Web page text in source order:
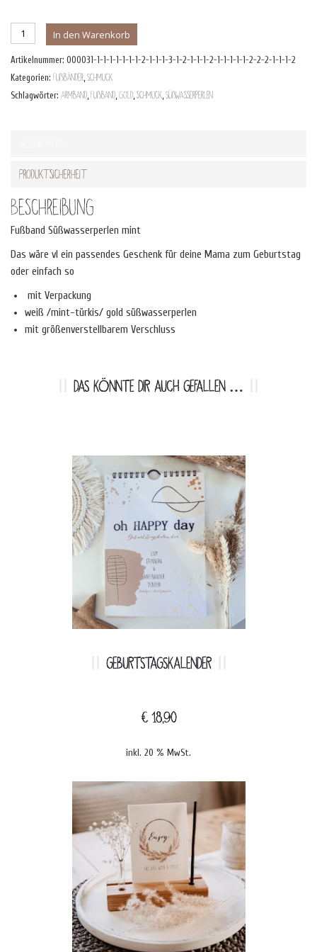
Fußband
Süßwasserperlen
mint
Menge
In den Warenkorb
Artikelnummer: O00031-1-1-1-1-1-1-1-2-1-1-1-3-1-2-1-1-1-2-1-1-1-1-1-2-2-2-1-1-1-2
Kategorien: Fußbänder Schmuck
Schlagwörter: Armband Fußband Gold schmuck Süßwasserperlen
Produktsicherheit
Beschreibung
Fußband Süßwasserperlen mint
Das wäre vl ein passendes Geschenk für deine Mama zum Geburtstag
oder einfach so
mit Verpackung
weiß /mint-türkis/ gold süßwasserperlen
mit größenverstellbarem Verschluss
DAS KÖNNTE DIR AUCH GEFALLEN …
GEBURTSTAGSKALENDER
€ 18,90
inkl. 20 % MwSt.